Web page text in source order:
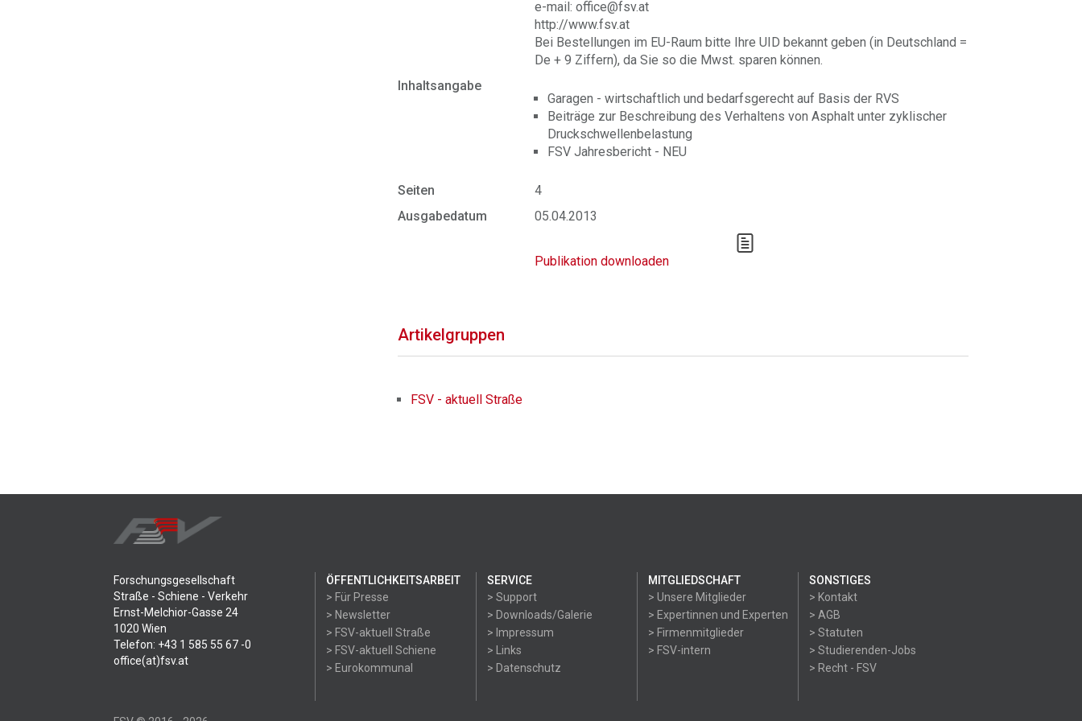
e-mail: office@fsv.at
http://www.fsv.at
Bei Bestellungen im EU-Raum bitte Ihre UID bekannt geben (in Deutschland =
De + 9 Ziffern), da Sie so die Mwst. sparen können.
Inhaltsangabe
Garagen - wirtschaftlich und bedarfsgerecht auf Basis der RVS
Beiträge zur Beschreibung des Verhaltens von Asphalt unter zyklischer
Druckschwellenbelastung
FSV Jahresbericht - NEU
Seiten
4
Ausgabedatum
05.04.2013
Publikation downloaden
Artikelgruppen
FSV - aktuell Straße
Forschungsgesellschaft
Straße - Schiene - Verkehr
Ernst-Melchior-Gasse 24
1020 Wien
Telefon: +43 1 585 55 67 -0
office(at)fsv.at
ÖFFENTLICHKEITSARBEIT
> Für Presse
> Newsletter
> FSV-aktuell Straße
> FSV-aktuell Schiene
> Eurokommunal
SERVICE
> Support
> Downloads/Galerie
> Impressum
> Links
> Datenschutz
MITGLIEDSCHAFT
> Unsere Mitglieder
> Expertinnen und Experten
> Firmenmitglieder
> FSV-intern
SONSTIGES
> Kontakt
> AGB
> Statuten
> Studierenden-Jobs
> Recht - FSV